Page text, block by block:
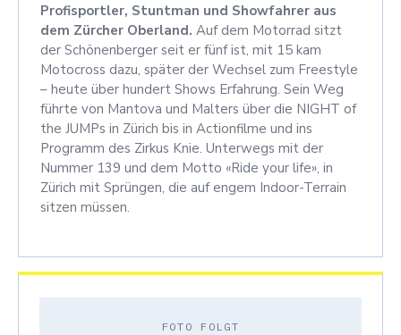
Profisportler, Stuntman und Showfahrer aus
dem Zürcher Oberland. Auf dem Motorrad sitzt
der Schönenberger seit er fünf ist, mit 15 kam
Motocross dazu, später der Wechsel zum Freestyle
– heute über hundert Shows Erfahrung. Sein Weg
führte von Mantova und Malters über die NIGHT of
the JUMPs in Zürich bis in Actionfilme und ins
Programm des Zirkus Knie. Unterwegs mit der
Nummer 139 und dem Motto «Ride your life», in
Zürich mit Sprüngen, die auf engem Indoor-Terrain
sitzen müssen.
FOTO FOLGT